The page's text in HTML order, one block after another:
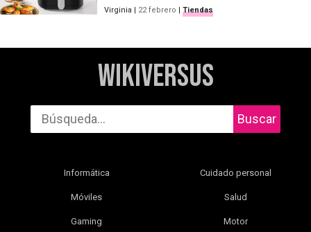
Virginia 22 febrero Tiendas
WikiVersus
Buscar
Informática
Móviles
Gaming
Cuidado personal
Salud
Motor